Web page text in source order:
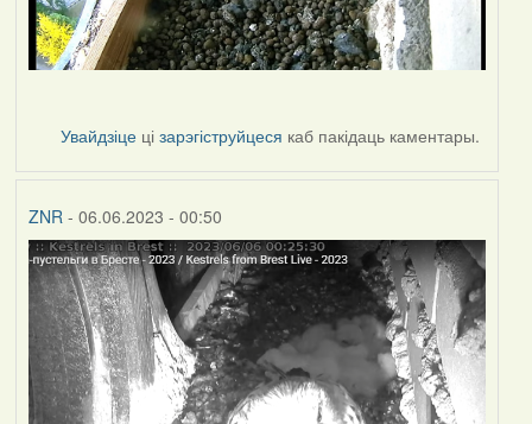
Увайдзіце цізарэгіструйцеся каб пакідаць каментары.
ZNR - 06.06.2023 - 00:50